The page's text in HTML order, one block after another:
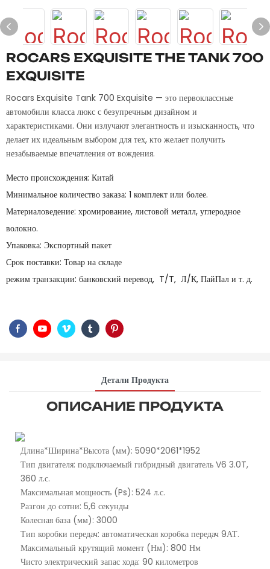
ROCARS EXQUISITE THE TANK 700
EXQUISITE
Rocars Exquisite Tank 700 Exquisite — это первоклассные
автомобили класса люкс с безупречным дизайном и
характеристиками. Они излучают элегантность и изысканность, что
делает их идеальным выбором для тех, кто желает получить
незабываемые впечатления от вождения.
Место происхождения: Китай
Минимальное количество заказа: 1 комплект или более.
Материаловедение: хромирование, листовой металл, углеродное
волокно.
Упаковка: Экспортный пакет
Срок поставки: Товар на складе
режим транзакции: банковский перевод, T/T, Л/К, ПайПал и т. д.
Детали Продукта
ОПИСАНИЕ ПРОДУКТА
Длина*Ширина*Высота (мм): 5090*2061*1952
Тип двигателя: подключаемый гибридный двигатель V6 3.0T,
360 л.с.
Максимальная мощность (Ps): 524 л.с.
Разгон до сотни: 5,6 секунды
Колесная база (мм): 3000
Тип коробки передач: автоматическая коробка передач 9АТ.
Максимальный крутящий момент (Нм): 800 Нм
Чисто электрический запас хода: 90 километров